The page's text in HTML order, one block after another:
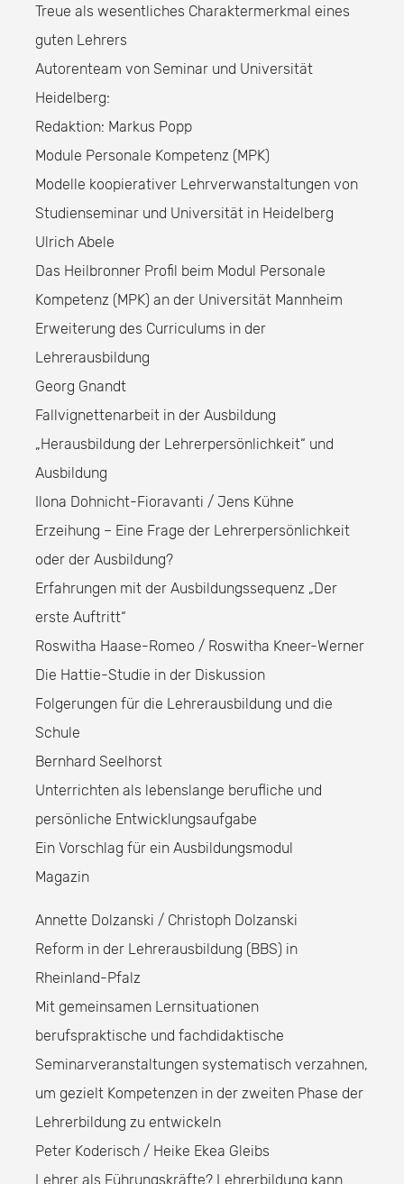
Treue als wesentliches Charaktermerkmal eines
guten Lehrers
Autorenteam von Seminar und Universität
Heidelberg:
Redaktion: Markus Popp
Module Personale Kompetenz (MPK)
Modelle koopierativer Lehrverwanstaltungen von
Studienseminar und Universität in Heidelberg
Ulrich Abele
Das Heilbronner Profil beim Modul Personale
Kompetenz (MPK) an der Universität Mannheim
Erweiterung des Curriculums in der
Lehrerausbildung
Georg Gnandt
Fallvignettenarbeit in der Ausbildung
„Herausbildung der Lehrerpersönlichkeit“ und
Ausbildung
Ilona Dohnicht-Fioravanti / Jens Kühne
Erzeihung – Eine Frage der Lehrerpersönlichkeit
oder der Ausbildung?
Erfahrungen mit der Ausbildungssequenz „Der
erste Auftritt“
Roswitha Haase-Romeo / Roswitha Kneer-Werner
Die Hattie-Studie in der Diskussion
Folgerungen für die Lehrerausbildung und die
Schule
Bernhard Seelhorst
Unterrichten als lebenslange berufliche und
persönliche Entwicklungsaufgabe
Ein Vorschlag für ein Ausbildungsmodul
Magazin
Annette Dolzanski / Christoph Dolzanski
Reform in der Lehrerausbildung (BBS) in
Rheinland-Pfalz
Mit gemeinsamen Lernsituationen
berufspraktische und fachdidaktische
Seminarveranstaltungen systematisch verzahnen,
um gezielt Kompetenzen in der zweiten Phase der
Lehrerbildung zu entwickeln
Peter Koderisch / Heike Ekea Gleibs
Lehrer als Führungskräfte? Lehrerbildung kann